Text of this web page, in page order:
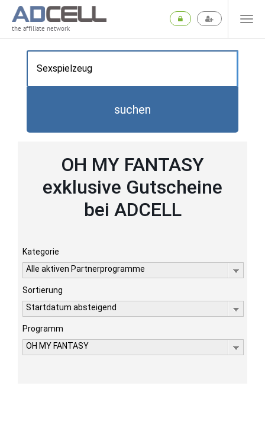
the affiliate network
suchen
OH MY FANTASY
exklusive Gutscheine
bei ADCELL
Kategorie
Alle aktiven Partnerprogramme
Sortierung
Startdatum absteigend
Programm
OH MY FANTASY